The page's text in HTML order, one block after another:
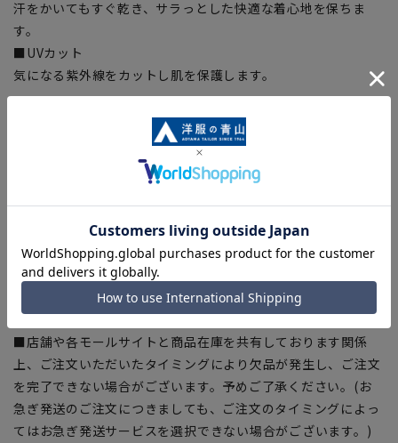
汗をかいてもすぐ乾き、サラっとした快適な着心地を保ちま
す。
■UVカット
気になる紫外線をカットし肌を保護します。
【シルエット】《細め(スリム)》 (当社比)
【商品に関するご注意】
■ゆとり感には個人差があります。サイズ表を確認の上、ご購
入の目安としてご利用ください。
■ブラウザやお使いのモニター環境、室内外等の撮影時の環境
下での光加減により、実際の商品と掲載画像の色味が異なる場
合がございます。
■生地や仕様・デザインにより、着用感や実際のサイズ表に若
干の誤差が生じる場合がございます。予めご了承ください。
■店舗や各モールサイトと商品在庫を共有しております関係
上、ご注文いただいたタイミングにより欠品が発生し、ご注文
を完了できない場合がございます。予めご了承ください。(お
急ぎ発送のご注文につきましても、ご注文のタイミングによっ
てはお急ぎ発送サービスを選択できない場合がございます。)